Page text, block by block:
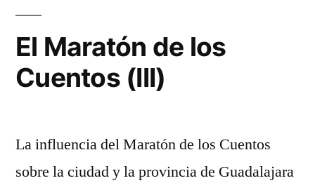
los
Cuentos
El Maratón de los
Cuentos (III)
La influencia del Maratón de los Cuentos
sobre la ciudad y la provincia de Guadalajara